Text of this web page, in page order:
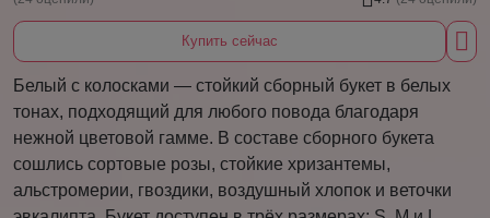
Купить сейчас
Белый с колосками — стойкий сборный букет в белых
тонах, подходящий для любого повода благодаря
нежной цветовой гамме. В составе сборного букета
сошлись сортовые розы, стойкие хризантемы,
альстромерии, гвоздики, воздушный хлопок и веточки